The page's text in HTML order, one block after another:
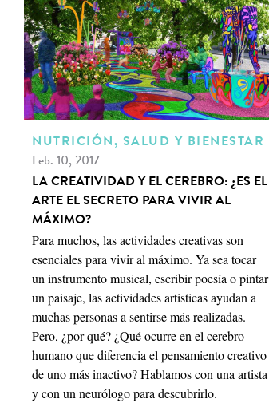
NUTRICIÓN, SALUD Y BIENESTAR
Feb. 10, 2017
LA CREATIVIDAD Y EL CEREBRO: ¿ES EL
ARTE EL SECRETO PARA VIVIR AL
MÁXIMO?
Para muchos, las actividades creativas son
esenciales para vivir al máximo. Ya sea tocar
un instrumento musical, escribir poesía o pintar
un paisaje, las actividades artísticas ayudan a
muchas personas a sentirse más realizadas.
Pero, ¿por qué? ¿Qué ocurre en el cerebro
humano que diferencia el pensamiento creativo
de uno más inactivo? Hablamos con una artista
y con un neurólogo para descubrirlo.